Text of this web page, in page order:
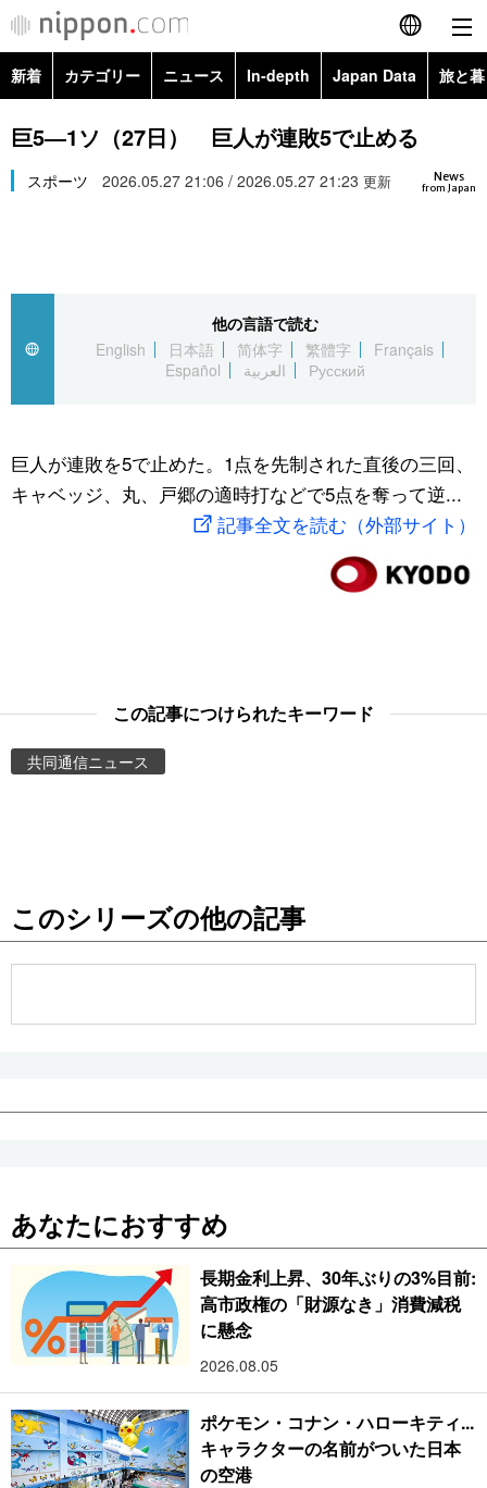
English
简体字
繁體字
العربية
社会
スポーツ・東京2020
旅と暮らし
Images
新着 カテゴリー ニュース In-depth Japan Data 旅と
政治・外交
経済・ビジネス
社会
文化
科学・技術
暮らし
Topics
Images
お知らせ
巨5―1ソ（27日） 巨人が連敗5で止める
News
from Japan
スポーツ 2026.05.27 21:06 / 2026.05.27 21:23 更新
他の言語で読む
English
日本語 简体字 繁體字
Français
Español
العربية Русский
巨人が連敗を5で止めた。1点を先制された直後の三回、
キャベッジ、丸、戸郷の適時打などで5点を奪って逆...
記事全文を読む（外部サイト）
この記事につけられたキーワード
共同通信ニュース
このシリーズの他の記事
あなたにおすすめ
長期金利上昇、30年ぶりの3%目前:
高市政権の「財源なき」消費減税
に懸念
2026.08.05
ポケモン・コナン・ハローキティ...
キャラクターの名前がついた日本
の空港